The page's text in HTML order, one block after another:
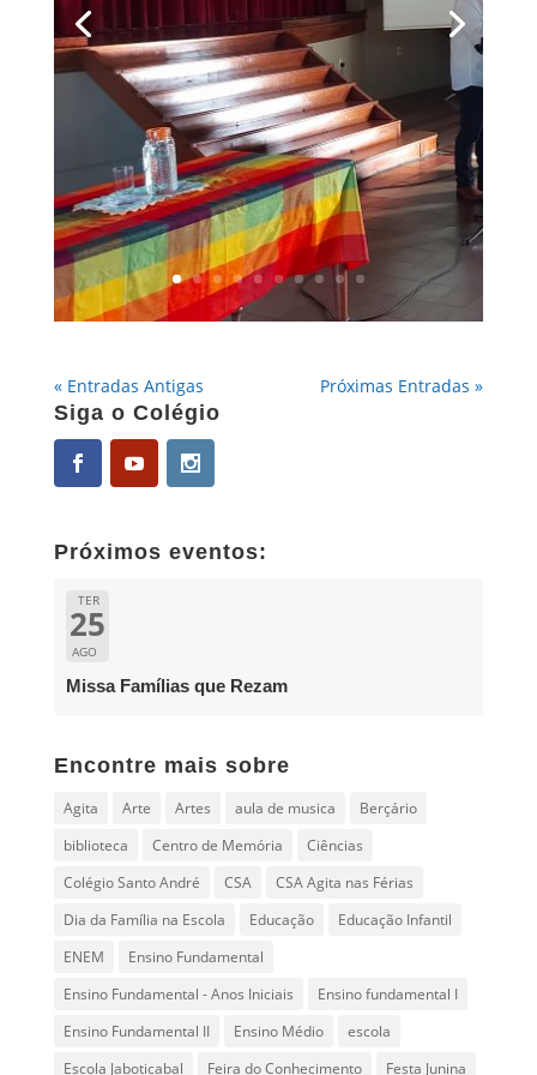
« Entradas Antigas Próximas Entradas »
Siga o Colégio
Próximos eventos:
TER
25
AGO
Missa Famílias que Rezam
Encontre mais sobre
Agita Arte Artes aula de musica
Berçário
biblioteca
Centro de Memória
Ciências
Colégio Santo André
CSA
CSA Agita nas Férias
Dia da Família na Escola
Educação
Educação Infantil
ENEM
Ensino Fundamental
Ensino Fundamental - Anos Iniciais
Ensino fundamental I
Ensino Fundamental II
Ensino Médio
escola
Escola Jaboticabal
Feira do Conhecimento Festa Junina